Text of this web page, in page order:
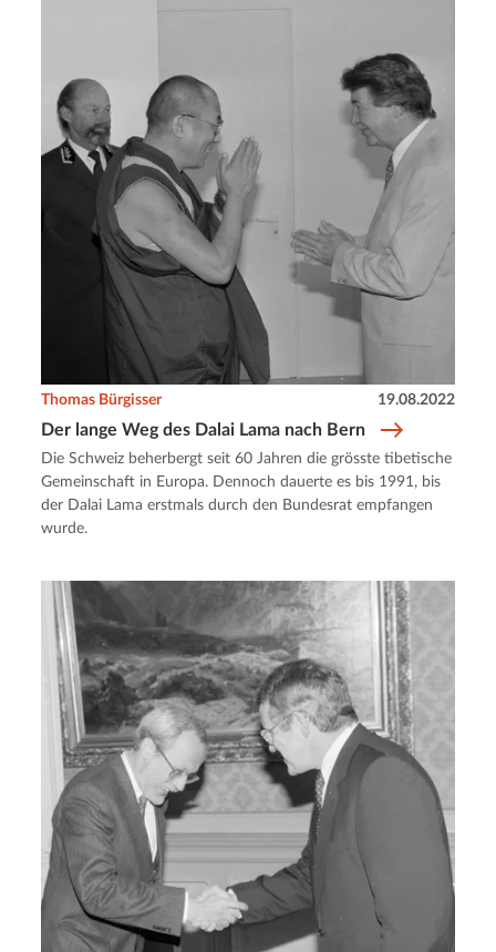
Der lange Weg des Dalai Lama nach Bern
Thomas Bürgisser 19.08.2022
Die Schweiz beherbergt seit 60 Jahren die grösste tibetische
Gemeinschaft in Europa. Dennoch dauerte es bis 1991, bis
der Dalai Lama erstmals durch den Bundesrat empfangen
wurde.